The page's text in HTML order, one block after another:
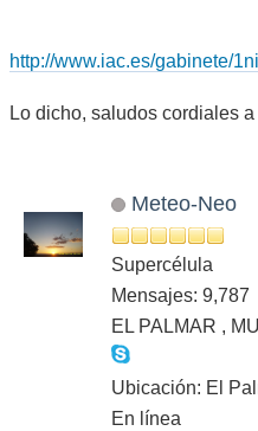
http://www.iac.es/gabinete/
Lo dicho, saludos cordiales
Meteo-Neo
Supercélula
Mensajes: 9,787
EL PALMAR ,
Ubicación: El
En línea